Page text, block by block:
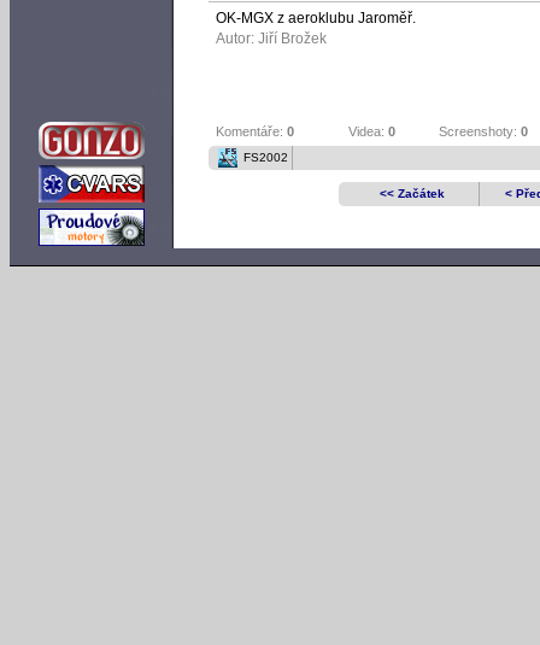
OK-MGX z aeroklubu Jaroměř.
Autor: Jiří Brožek
Komentáře: 0 Videa: 0 Screenshoty: 0
FS2002
<< Začátek <